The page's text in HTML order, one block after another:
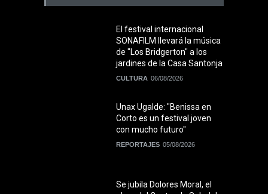
El festival internacional
SONAFILM llevará la música
de "Los Bridgerton" a los
jardines de la Casa Santonja
CULTURA 06/08/2026
Unax Ugalde: "Benissa en
Corto es un festival joven
con mucho futuro"
REPORTAJES 05/08/2026
Se jubila Dolores Moral, el